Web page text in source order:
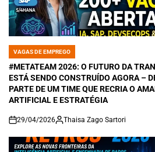
POSTED
IN
VAGAS DE EMPREGO
#METATEAM 2026: O FUTURO DA
ESTÁ SENDO CONSTRUÍDO AGORA –
PARTE DE UM TIME QUE RECRIA O
ARTIFICIAL E ESTRATÉGIA
on
29/04/2026 Thaisa Zago Sartori